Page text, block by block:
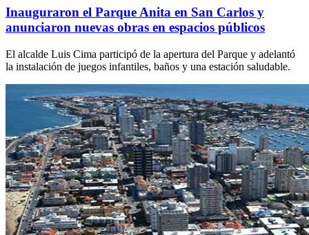
Inauguraron el Parque Anita en San Carlos y
anunciaron nuevas obras en espacios públicos
El alcalde Luis Cima participó de la apertura del Parque y adelantó
la instalación de juegos infantiles, baños y una estación saludable.